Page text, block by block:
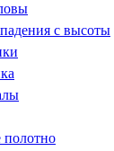
с высоты
полотно